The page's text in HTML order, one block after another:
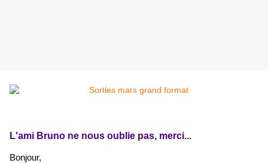
L'ami Bruno ne nous oublie pas, merci...
Bonjour,